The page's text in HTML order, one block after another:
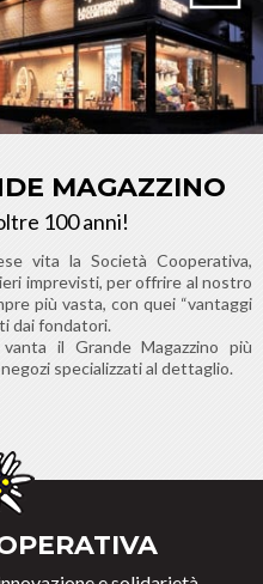
MAGAZZINO
100 anni!
vita la Società Cooperativa,
imprevisti, per offrire al nostro
più vasta, con quei “vantaggi
dai fondatori.
il Grande Magazzino più
specializzati al dettaglio.